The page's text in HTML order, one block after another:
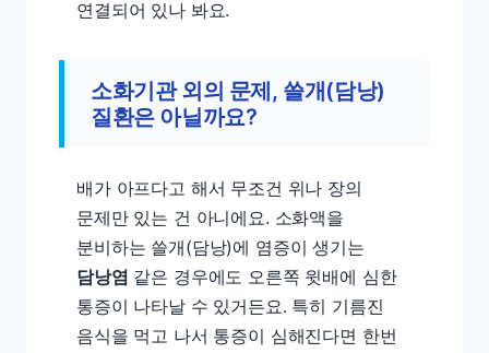
연결되어 있나 봐요.
소화기관 외의 문제, 쓸개(담낭)
질환은 아닐까요?
배가 아프다고 해서 무조건 위나 장의
문제만 있는 건 아니에요. 소화액을
분비하는 쓸개(담낭)에 염증이 생기는
담낭염 같은 경우에도 오른쪽 윗배에 심한
통증이 나타날 수 있거든요. 특히 기름진
음식을 먹고 나서 통증이 심해진다면 한번